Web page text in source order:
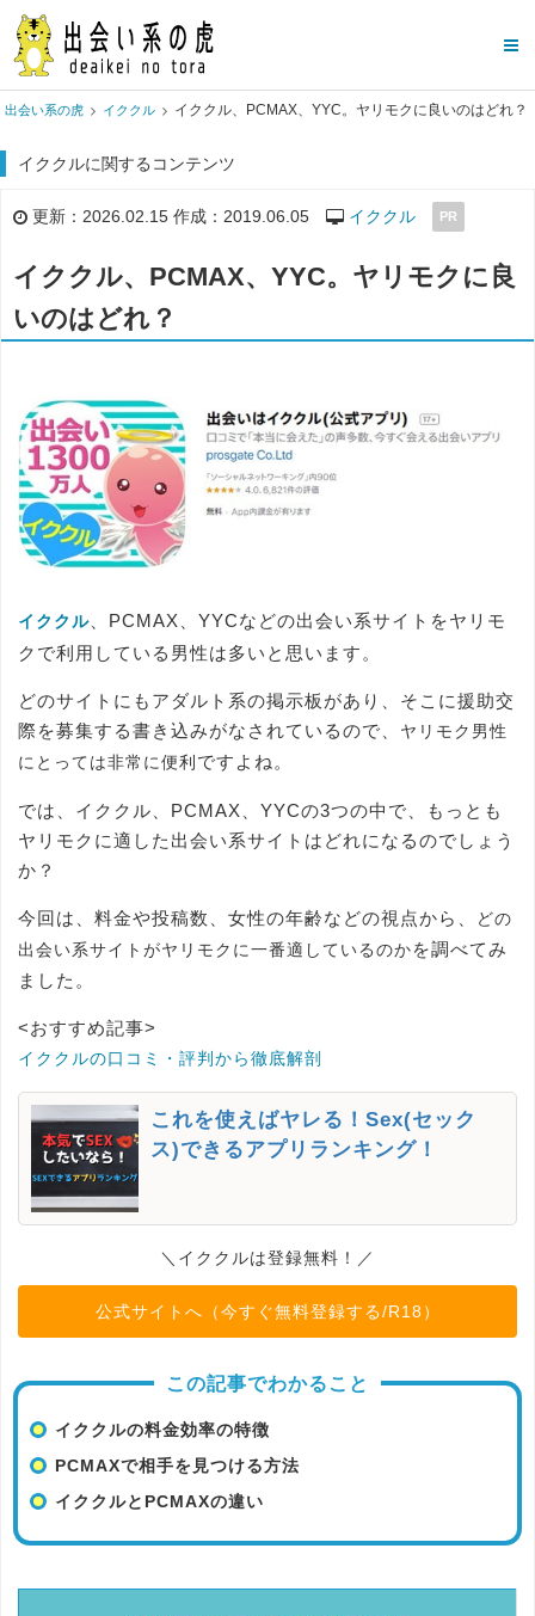
出会い系の虎 イククル イククル、PCMAX、YYC。ヤリモクに良いのはどれ？
イククルに関するコンテンツ
更新：2026.02.15 作成：2019.06.05 イククル PR
イククル、PCMAX、YYC。ヤリモクに良
いのはどれ？
イククル 、PCMAX、YYCなどの出会い系サイトをヤリモ
クで利用している男性は多いと思います。
どのサイトにもアダルト系の掲示板があり、そこに援助交
際を募集する書き込みがなされているので、 ヤリモク男性
にとっては非常に便利 ですよね。
では、イククル、PCMAX、YYCの3つの中で、もっとも
ヤリモクに適した出会い系サイトはどれになるのでしょう
か？
今回は、料金や投稿数、女性の年齢などの視点から、
どの
出会い系サイトがヤリモクに一番適しているのかを調べてみ
ました。
<おすすめ記事>
イククルの口コミ・評判から徹底解剖
これを使えばヤレる！Sex(セック
ス)できるアプリランキング！
＼イククルは登録無料！／
公式サイトへ（今すぐ無料登録する/R18）
この記事でわかること
イククルの料金効率の特徴
PCMAXで相手を見つける方法
イククルとPCMAXの違い